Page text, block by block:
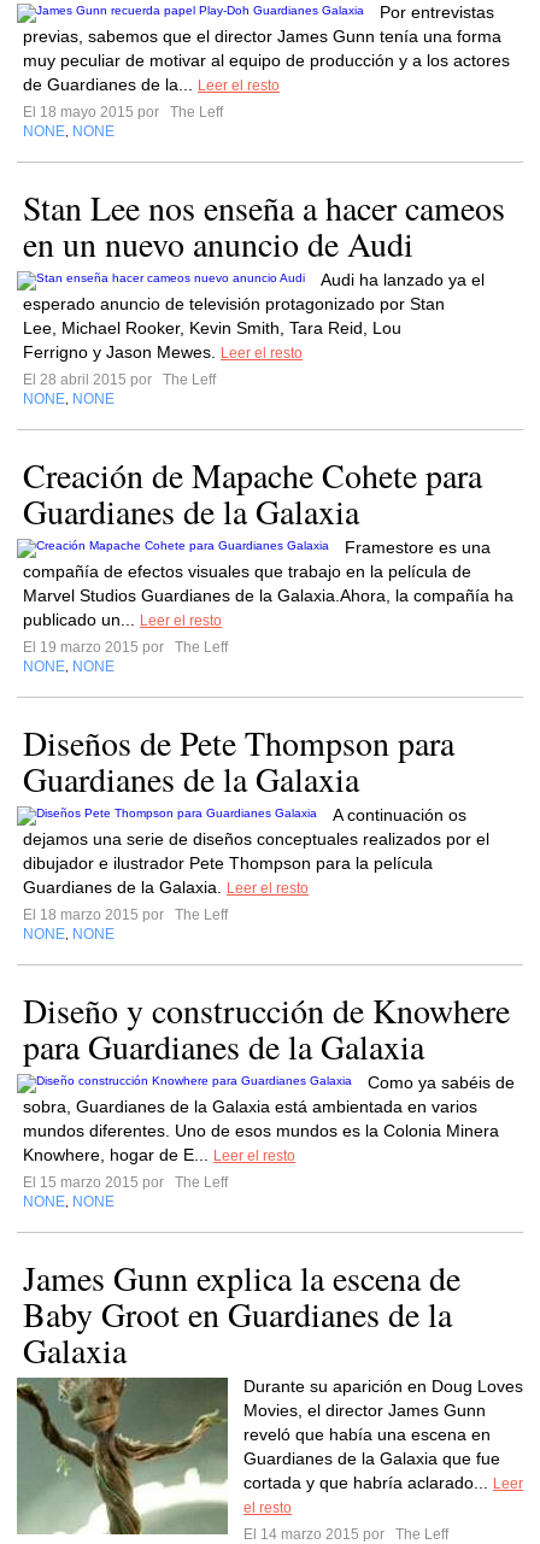
Por entrevistas
previas, sabemos que el director James Gunn tenía una forma
muy peculiar de motivar al equipo de producción y a los actores
de Guardianes de la...
Leer el resto
El 18 mayo 2015 por
The Leff
NONE NONE
Stan Lee nos enseña a hacer cameos
en un nuevo anuncio de Audi
Audi ha lanzado ya el
esperado anuncio de televisión protagonizado por Stan
Lee, Michael Rooker, Kevin Smith, Tara Reid, Lou
Ferrigno y Jason Mewes.
Leer el resto
El 28 abril 2015 por
The Leff
NONE NONE
Creación de Mapache Cohete para
Guardianes de la Galaxia
Framestore es una
compañía de efectos visuales que trabajo en la película de
Marvel Studios Guardianes de la Galaxia.Ahora, la compañía ha
publicado un...
Leer el resto
El 19 marzo 2015 por
The Leff
NONE NONE
Diseños de Pete Thompson para
Guardianes de la Galaxia
A continuación os
dejamos una serie de diseños conceptuales realizados por el
dibujador e ilustrador Pete Thompson para la película
Guardianes de la Galaxia.
Leer el resto
El 18 marzo 2015 por
The Leff
NONE NONE
Diseño y construcción de Knowhere
para Guardianes de la Galaxia
Como ya sabéis de
sobra, Guardianes de la Galaxia está ambientada en varios
mundos diferentes. Uno de esos mundos es la Colonia Minera
Knowhere, hogar de E...
Leer el resto
El 15 marzo 2015 por
The Leff
NONE NONE
James Gunn explica la escena de
Baby Groot en Guardianes de la
Galaxia
Durante su aparición en Doug Loves
Movies, el director James Gunn
reveló que había una escena en
Guardianes de la Galaxia que fue
cortada y que habría aclarado...
Leer
el resto
El 14 marzo 2015 por
The Leff